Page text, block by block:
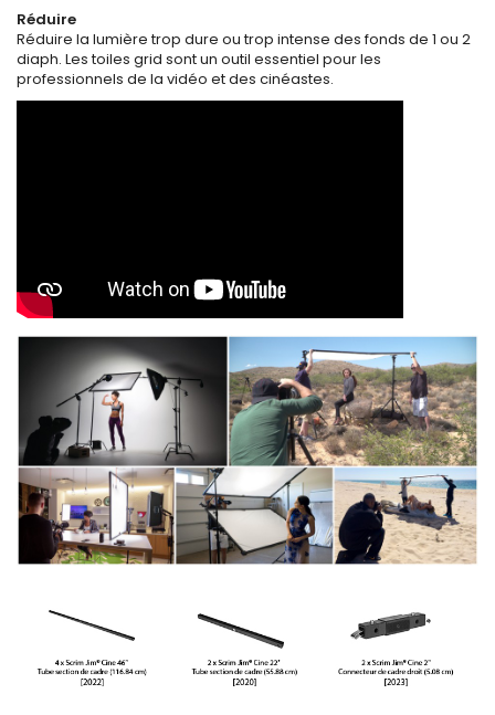
Réduire
Réduire la lumière trop dure ou trop intense des fonds de 1 ou 2
diaph. Les toiles grid sont un outil essentiel pour les
professionnels de la vidéo et des cinéastes.